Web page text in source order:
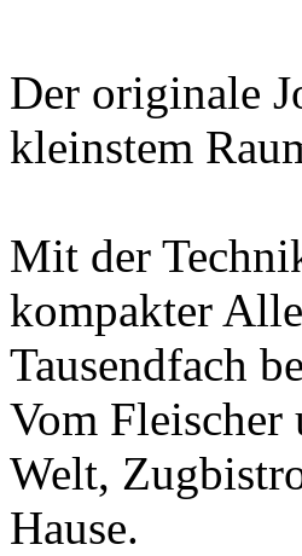
Der originale
kleinstem
Mit der
kompakter
Tausendfach
Vom Fleischer
Welt,
Hause.